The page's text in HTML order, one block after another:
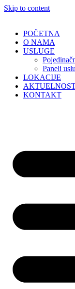
Skip to content
POČETNA
O NAMA
USLUGE
Paneli
LOKACIJE
KONTAKT